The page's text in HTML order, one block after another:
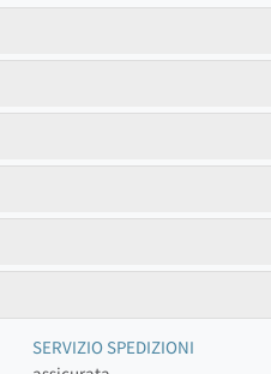
SERVIZIO SPEDIZIONI